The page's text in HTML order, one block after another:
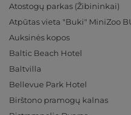
Atostogų parkas (Žibininkai)
Atpūtas vieta "Buki" MiniZoo
Auksinės kopos
Baltic Beach Hotel
Baltvilla
Bellevue Park Hotel
Birštono pramogų kalnas